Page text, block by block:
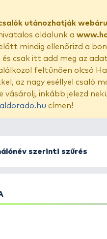
utánozhatják
oldalunk a
mindig ellenőrizd a
csak itt add meg az
feltűnően olcsó
az nagy eséllyel csaló
vásárolj, inkább jelezd
címen!
szerinti szűrés